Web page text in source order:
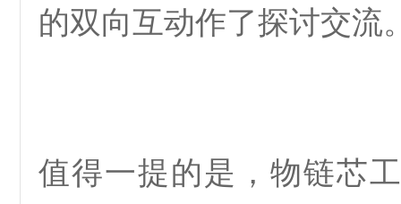
的双向互动作了探讨交流
值得一提的是，物链芯